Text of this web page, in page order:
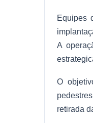
Equipes
A
O
retirada